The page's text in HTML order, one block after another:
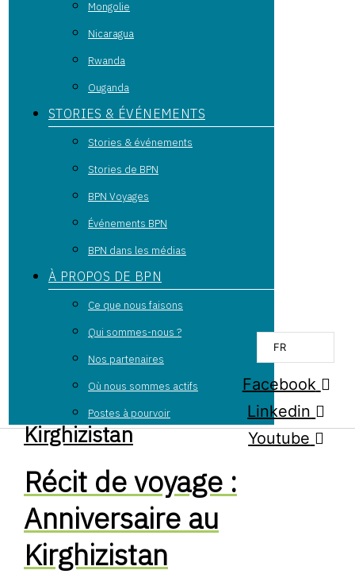
Mongolie
Nicaragua
Rwanda
Ouganda
STORIES & ÉVÉNEMENTS
Stories & événements
Stories de BPN
BPN Voyages
Événements BPN
BPN dans les médias
À PROPOS DE BPN
Ce que nous faisons
Qui sommes-nous ?
Nos partenaires
Où nous sommes actifs
Postes à pourvoir
FR
Facebook
Linkedin
Youtube
Kirghizistan
Récit de voyage :
Anniversaire au
Kirghizistan